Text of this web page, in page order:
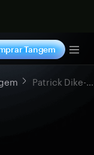
Tangem
Patrick Dike-Ndulue